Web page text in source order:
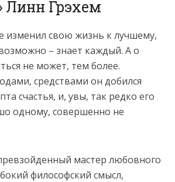
Линн Грэхем
изменил свою жизнь к лучшему,
– знает каждый. А о
не может, тем более.
средствами он добился
счастья, и, увы, так редко его
одному, совершенно не
мастер любовного
философский смысл,